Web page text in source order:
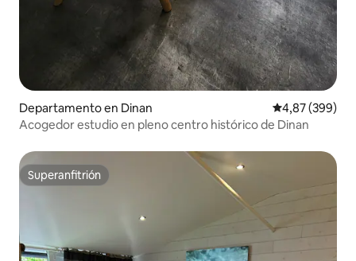
Departamento en Dinan Calificación
4,87 (399)
Acogedor estudio en pleno centro histórico de Dinan
Superanfitrión
Superanfitrión